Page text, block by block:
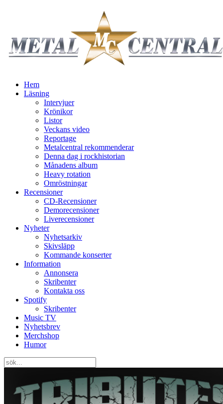
Hem
Läsning
Intervjuer
Krönikor
Listor
Veckans video
Reportage
Metalcentral rekommenderar
Denna dag i rockhistorian
Månadens album
Heavy rotation
Omröstningar
Recensioner
CD-Recensioner
Demorecensioner
Liverecensioner
Nyheter
Nyhetsarkiv
Skivsläpp
Kommande konserter
Information
Annonsera
Skribenter
Kontakta oss
Spotify
Skribenter
Music TV
Nyhetsbrev
Merchshop
Humor